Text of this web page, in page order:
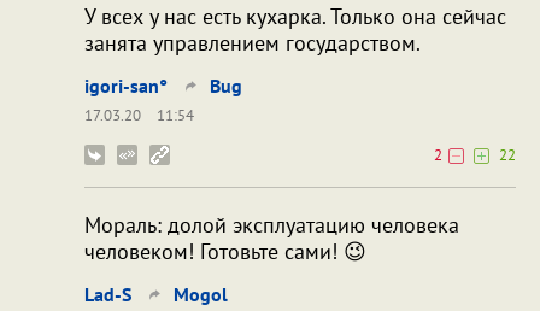
У всех у нас есть кухарка. Только она сейчас
занята управлением государством.
igori-san° Bug
17.03.20
11:54
2
22
Мораль: долой эксплуатацию человека
человеком! Готовьте сами! 😉
Lad-S Mogol